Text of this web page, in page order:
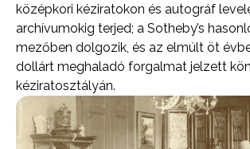
középkori kéziratokon és autográf
archívumokig terjed; a Sotheby’s
mezőben dolgozik, és az elmúlt öt
dollárt meghaladó forgalmat jelzett
kéziratosztályán.